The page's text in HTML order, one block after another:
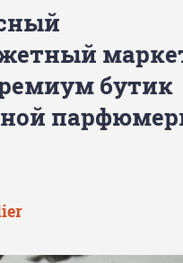
бутик